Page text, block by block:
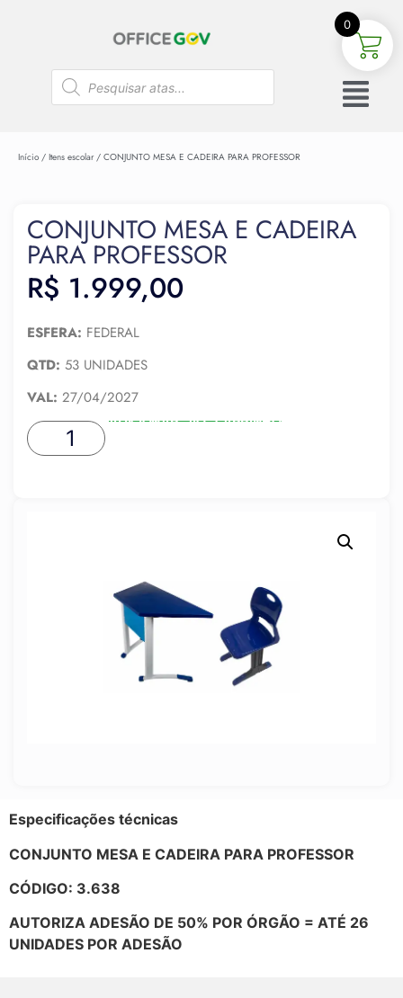
Início / Itens escolar/ CONJUNTO MESA E CADEIRA PARA PROFESSOR
CONJUNTO MESA E CADEIRA
PARA PROFESSOR
R$ 1.999,00
ESFERA: FEDERAL
QTD: 53 UNIDADES
VAL: 27/04/2027
ADICIONAR AO CARRINHO
Especificações técnicas
CONJUNTO MESA E CADEIRA PARA PROFESSOR
CÓDIGO: 3.638
AUTORIZA ADESÃO DE 50% POR ÓRGÃO = ATÉ 26
UNIDADES POR ADESÃO
0